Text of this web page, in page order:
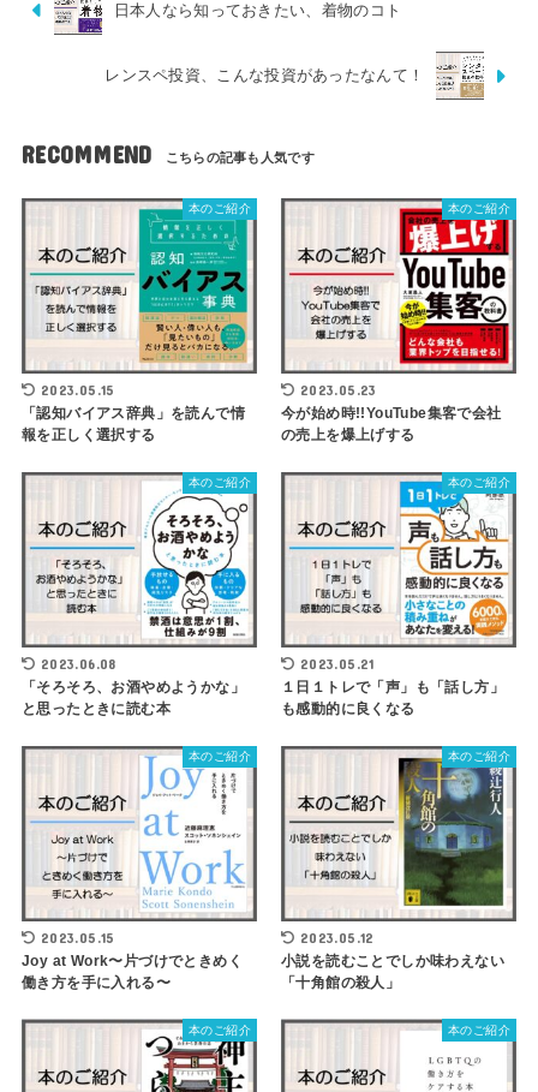
日本人なら知っておきたい、着物のコト
レンスペ投資、こんな投資があったなんて！
RECOMMEND
本のご紹介
2023.05.15
「認知バイアス辞典」を読んで情
報を正しく選択する
本のご紹介
2023.05.23
今が始め時!!YouTube集客で会社
の売上を爆上げする
本のご紹介
2023.06.08
「そろそろ、お酒やめようかな」
と思ったときに読む本
本のご紹介
2023.05.21
１日１トレで「声」も「話し方」
も感動的に良くなる
本のご紹介
2023.05.15
Joy at Work〜片づけでときめく
働き方を手に入れる〜
本のご紹介
2023.05.12
小説を読むことでしか味わえない
「十角館の殺人」
本のご紹介 本のご紹介